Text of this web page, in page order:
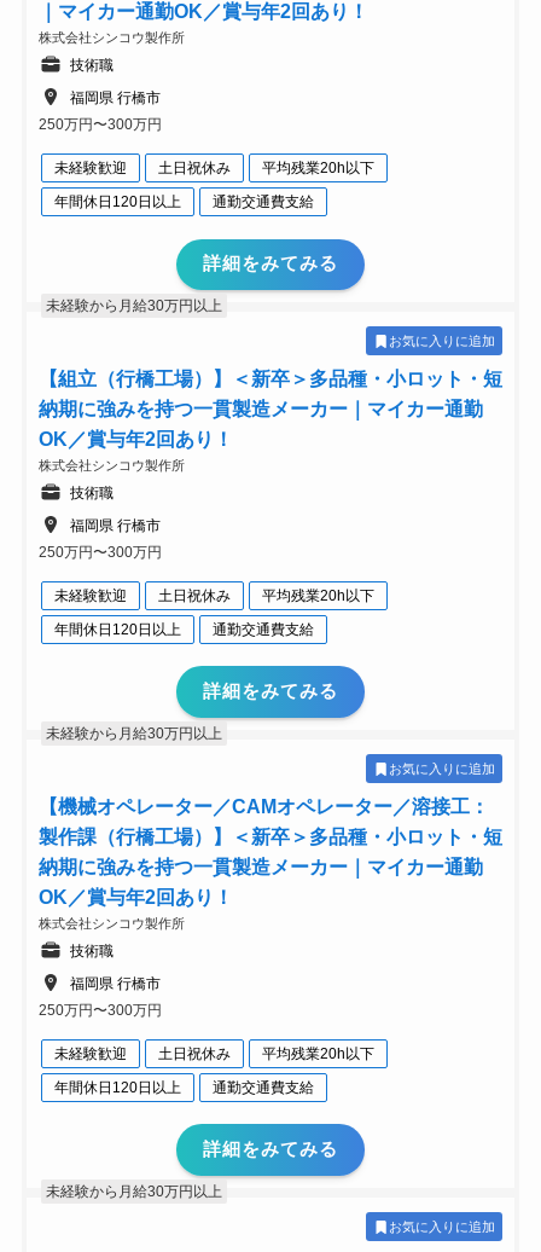
｜マイカー通勤OK／賞与年2回あり！
株式会社シンコウ製作所
技術職
福岡県 行橋市
250万円〜300万円
未経験歓迎 土日祝休み
平均残業20h以下
年間休日120日以上
通勤交通費支給
詳細をみてみる
未経験から月給30万円以上
お気に入りに追加
【組立（行橋工場）】＜新卒＞多品種・小ロット・短
納期に強みを持つ一貫製造メーカー｜マイカー通勤
OK／賞与年2回あり！
株式会社シンコウ製作所
技術職
福岡県 行橋市
250万円〜300万円
未経験歓迎 土日祝休み
平均残業20h以下
年間休日120日以上
通勤交通費支給
詳細をみてみる
未経験から月給30万円以上
お気に入りに追加
【機械オペレーター／CAMオペレーター／溶接工：
製作課（行橋工場）】＜新卒＞多品種・小ロット・短
納期に強みを持つ一貫製造メーカー｜マイカー通勤
OK／賞与年2回あり！
株式会社シンコウ製作所
技術職
福岡県 行橋市
250万円〜300万円
未経験歓迎 土日祝休み
平均残業20h以下
年間休日120日以上
通勤交通費支給
詳細をみてみる
未経験から月給30万円以上
お気に入りに追加